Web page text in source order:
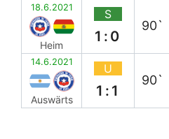
18.6.2021
Heim
S
1:0
90`
14.6.2021
Auswärts
U
1:1
90`